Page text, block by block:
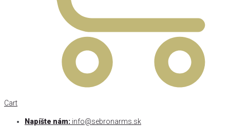
Cart
Napíšte nám: info@sebronarms.sk